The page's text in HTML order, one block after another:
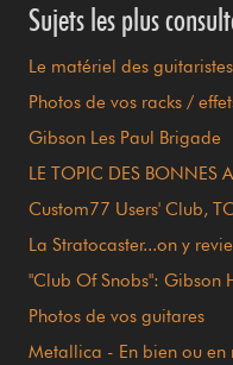
Sujets les plus
Le matériel des
Photos de vos racks /
Gibson Les Paul Brigade
LE TOPIC DES BONNES
Custom77 Users' Club,
La Stratocaster...on y
"Club Of Snobs": Gibson
Photos de vos guitares
Metallica - En bien ou en